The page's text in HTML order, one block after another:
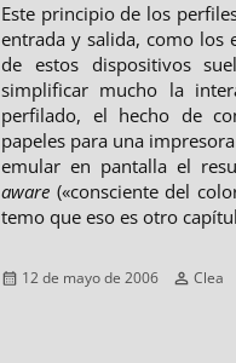
Este principio de los
entrada y salida, como los
de estos dispositivos
simplificar mucho la
perfilado, el hecho de
papeles para una
emular en pantalla el
aware («consciente del
temo que eso es otro
Publicado
12 de mayo de 2006 Autor
Clea